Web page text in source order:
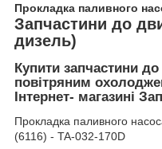
Прокладка паливного
Запчастини до
дизель)
Купити запчастини
повітряним
Інтернет- магазині
Прокладка паливного
(6116) - TA-032-170D